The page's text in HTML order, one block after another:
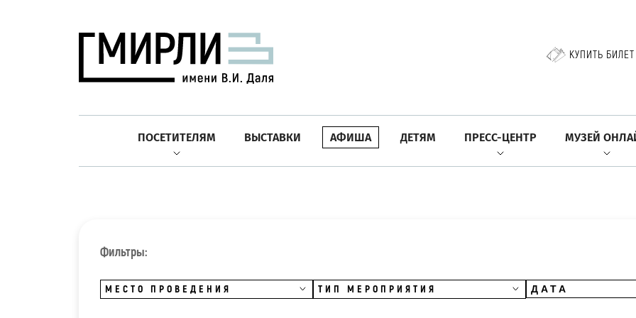
КУПИТЬ БИЛЕТ
ПОСЕТИТЕЛЯМ ВЫСТАВКИ АФИША ДЕТЯМ ПРЕСС-ЦЕНТР МУЗЕЙ
Фильтры:
МЕСТО ПРОВЕДЕНИЯ ТИП МЕРОПРИЯТИЯ